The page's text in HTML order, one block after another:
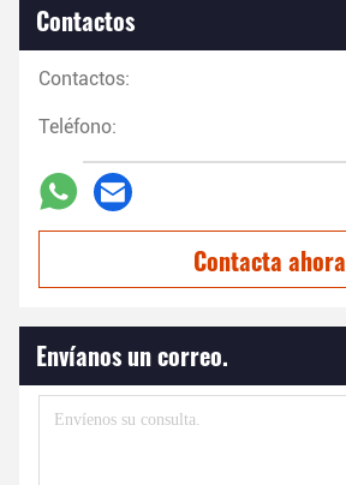
Contactos
Contactos:
Teléfono:
Contacta ahora
Envíanos un correo.